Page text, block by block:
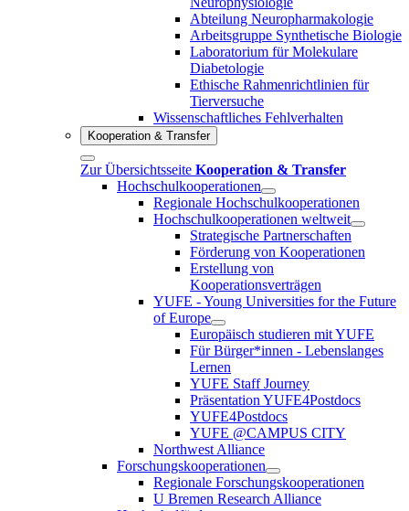
Abteilung Neuropharmakologie
Arbeitsgruppe Synthetische Biologie
Laboratorium für Molekulare
Diabetologie
Ethische Rahmenrichtlinien für
Tierversuche
Wissenschaftliches Fehlverhalten
Kooperation & Transfer
Zur Übersichtsseite Kooperation & Transfer
Hochschulkooperationen
Regionale Hochschulkooperationen
Hochschulkooperationen weltweit
Strategische Partnerschaften
Förderung von Kooperationen
Erstellung von
Kooperationsverträgen
YUFE - Young Universities for the Future
of Europe
Europäisch studieren mit YUFE
Für Bürger*innen - Lebenslanges
Lernen
YUFE Staff Journey
Präsentation YUFE4Postdocs
YUFE4Postdocs
YUFE @CAMPUS CITY
Northwest Alliance
Forschungskooperationen
Regionale Forschungskooperationen
U Bremen Research Alliance